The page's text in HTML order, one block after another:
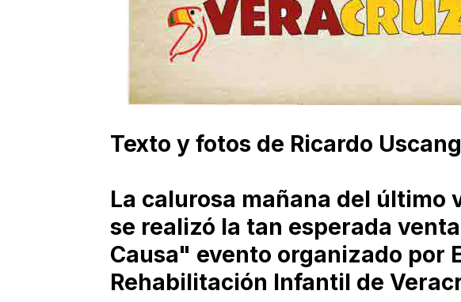
Texto y fotos de Ricardo
La calurosa mañana del último
se realizó la tan esperada
Causa" evento organizado por
Rehabilitación Infantil de